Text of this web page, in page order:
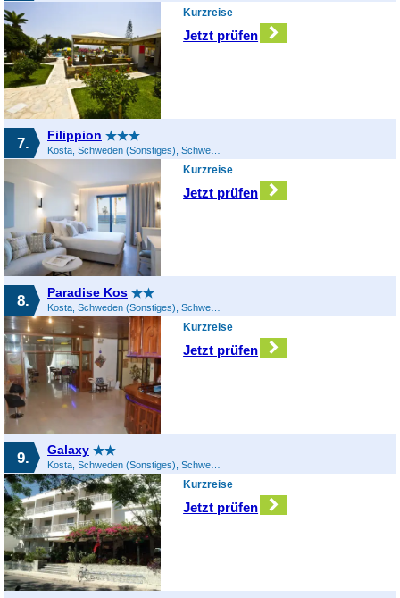
Kurzreise
Jetzt prüfen
7. Filippion
Kosta, Schweden (Sonstiges), Schweden
Kurzreise
Jetzt prüfen
8. Paradise Kos
Kosta, Schweden (Sonstiges), Schweden
Kurzreise
Jetzt prüfen
9. Galaxy
Kosta, Schweden (Sonstiges), Schweden
Kurzreise
Jetzt prüfen